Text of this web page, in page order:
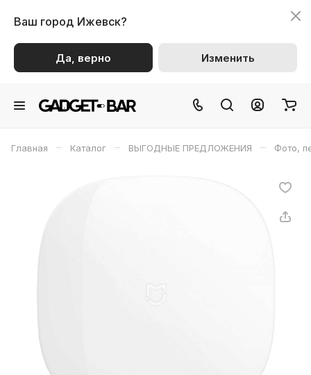
Ваш город Ижевск?
Да, верно Изменить
Главная – Каталог – ВЫГОДНЫЕ ПРЕДЛОЖЕНИЯ – Фото,